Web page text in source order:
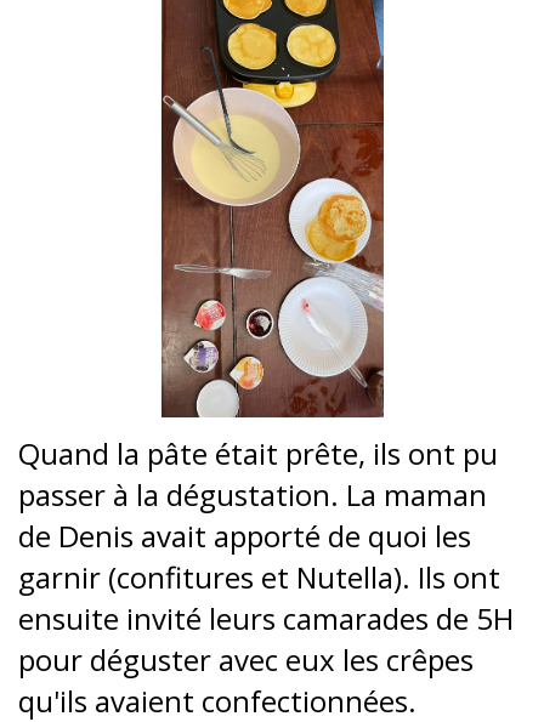
Quand la pâte était prête, ils ont pu
passer à la dégustation. La maman
de Denis avait apporté de quoi les
garnir (confitures et Nutella). Ils ont
ensuite invité leurs camarades de 5H
pour déguster avec eux les crêpes
qu'ils avaient confectionnées.